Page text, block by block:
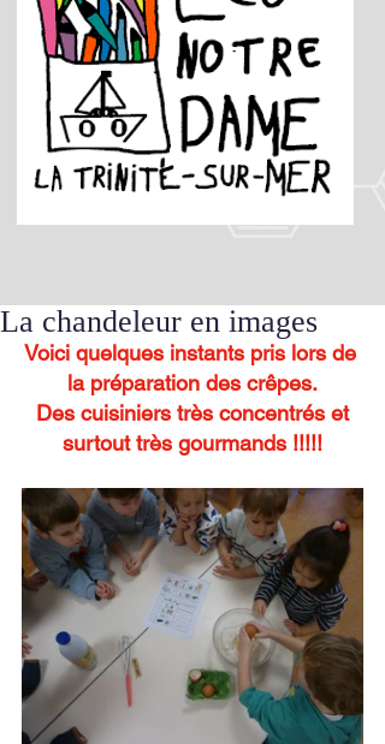
La chandeleur en images
Voici quelques instants pris lors de
la préparation des crêpes.
surtout très gourmands !!!!!